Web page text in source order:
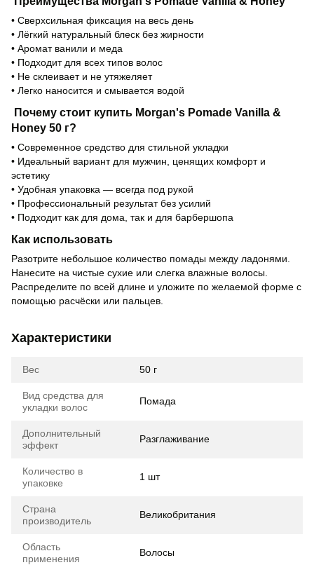
• Сверхсильная фиксация на весь день
• Лёгкий натуральный блеск без жирности
• Аромат ванили и меда
• Подходит для всех типов волос
• Не склеивает и не утяжеляет
• Легко наносится и смывается водой
Почему стоит купить Morgan's Pomade Vanilla &
Honey 50 г?
• Современное средство для стильной укладки
• Идеальный вариант для мужчин, ценящих комфорт и
эстетику
• Удобная упаковка — всегда под рукой
• Профессиональный результат без усилий
• Подходит как для дома, так и для барбершопа
Как использовать
Разотрите небольшое количество помады между ладонями.
Нанесите на чистые сухие или слегка влажные волосы.
Распределите по всей длине и уложите по желаемой форме с
помощью расчёски или пальцев.
Характеристики
Вес 50 г
Вид средства для
укладки волос
Помада
Дополнительный
эффект
Разглаживание
Количество в
упаковке
1 шт
Страна
производитель
Великобритания
Область
применения
Волосы